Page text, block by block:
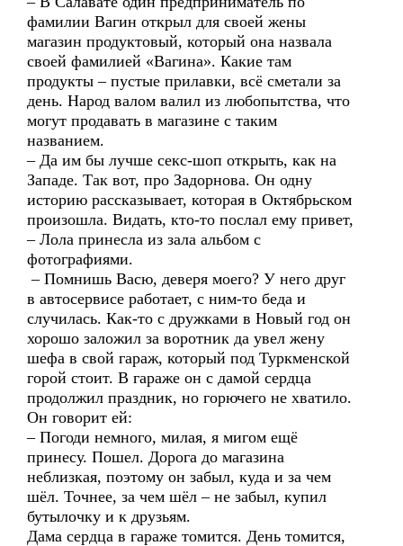
фамилии Вагин открыл для своей жены
магазин продуктовый, который она назвала
своей фамилией «Вагина». Какие там
продукты – пустые прилавки, всё сметали за
день. Народ валом валил из любопытства, что
могут продавать в магазине с таким
названием.
– Да им бы лучше секс-шоп открыть, как на
Западе. Так вот, про Задорнова. Он одну
историю рассказывает, которая в Октябрьском
произошла. Видать, кто-то послал ему привет,
– Лола принесла из зала альбом с
фотографиями.
– Помнишь Васю, деверя моего? У него друг
в автосервисе работает, с ним-то беда и
случилась. Как-то с дружками в Новый год он
хорошо заложил за воротник да увел жену
шефа в свой гараж, который под Туркменской
горой стоит. В гараже он с дамой сердца
продолжил праздник, но горючего не хватило.
Он говорит ей:
– Погоди немного, милая, я мигом ещё
принесу. Пошел. Дорога до магазина
неблизкая, поэтому он забыл, куда и за чем
шёл. Точнее, за чем шёл – не забыл, купил
бутылочку и к друзьям.
Дама сердца в гараже томится. День томится,